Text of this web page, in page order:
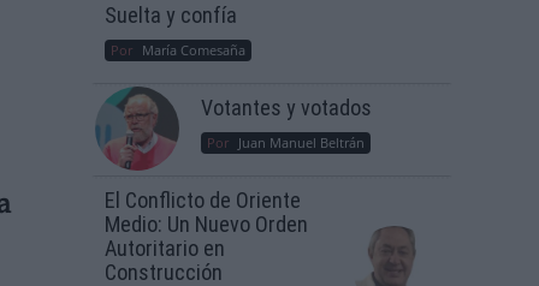
Suelta y confía
Por María Comesaña
Votantes y votados
Por Juan Manuel Beltrán
El Conflicto de Oriente
Medio: Un Nuevo Orden
Autoritario en
Construcción